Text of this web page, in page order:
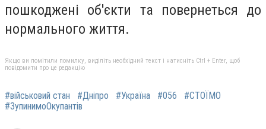
пошкоджені об'єкти та повернеться до
нормального життя.
Якщо ви помітили помилку, виділіть необхідний текст і натисніть Ctrl + Enter, щоб
повідомити про це редакцію
#військовий стан #Дніпро #Україна #056
#СТОЇМО
#ЗупинимоОкупантів